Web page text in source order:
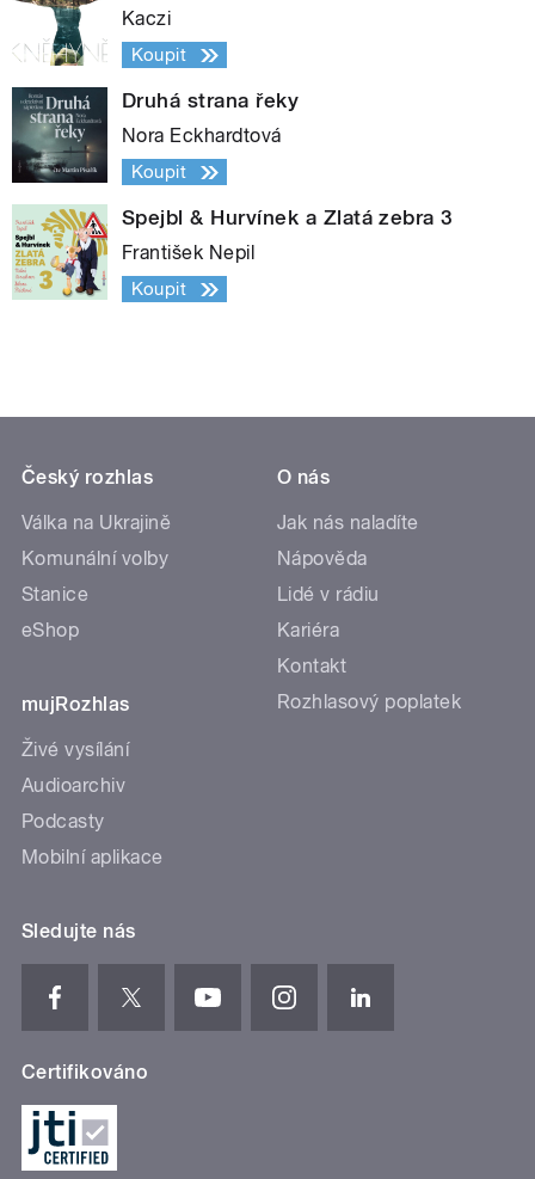
Kaczi
Koupit
Druhá strana řeky
Nora Eckhardtová
Koupit
Spejbl & Hurvínek a Zlatá zebra 3
František Nepil
Koupit
Český rozhlas
Válka na Ukrajině
Komunální volby
Stanice
eShop
mujRozhlas
Živé vysílání
Audioarchiv
Podcasty
Mobilní aplikace
O nás
Jak nás naladíte
Nápověda
Lidé v rádiu
Kariéra
Kontakt
Rozhlasový poplatek
Sledujte nás
Certifikováno